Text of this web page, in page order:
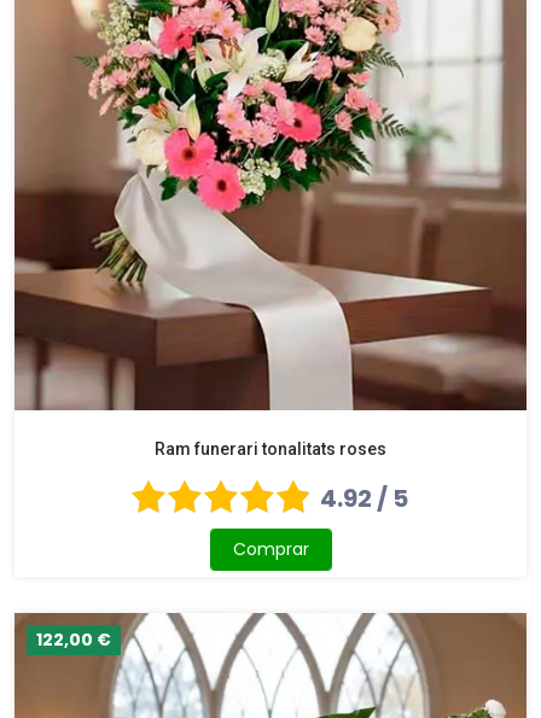
Ram funerari tonalitats roses
4.92 / 5
Comprar
122,00 €